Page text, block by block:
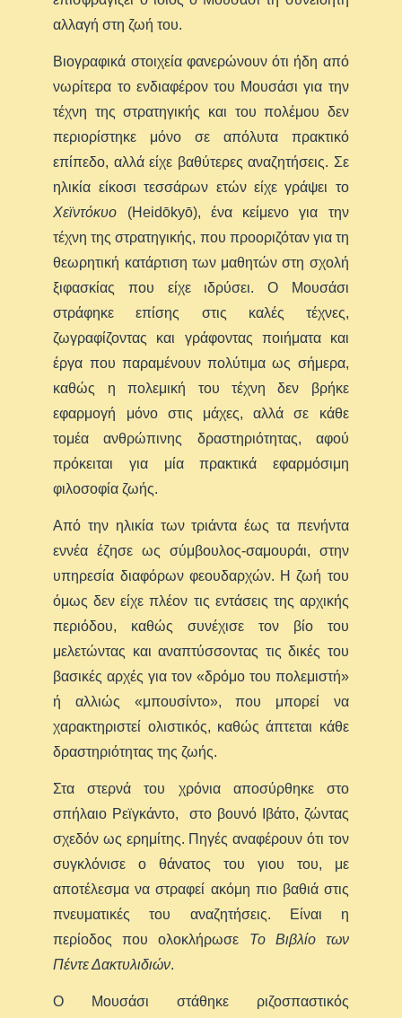
αλλαγή στη ζωή του.
Βιογραφικά στοιχεία φανερώνουν ότι ήδη από
νωρίτερα το ενδιαφέρον του Μουσάσι για την
τέχνη της στρατηγικής και του πολέμου δεν
περιορίστηκε μόνο σε απόλυτα πρακτικό
επίπεδο, αλλά είχε βαθύτερες αναζητήσεις. Σε
ηλικία είκοσι τεσσάρων ετών είχε γράψει το
Χεϊντόκυο (Heidōkyō), ένα κείμενο για την
τέχνη της στρατηγικής, που προοριζόταν για τη
θεωρητική κατάρτιση των μαθητών στη σχολή
ξιφασκίας που είχε ιδρύσει. Ο Μουσάσι
στράφηκε επίσης στις καλές τέχνες,
ζωγραφίζοντας και γράφοντας ποιήματα και
έργα που παραμένουν πολύτιμα ως σήμερα,
καθώς η πολεμική του τέχνη δεν βρήκε
εφαρμογή μόνο στις μάχες, αλλά σε κάθε
τομέα ανθρώπινης δραστηριότητας, αφού
πρόκειται για μία πρακτικά εφαρμόσιμη
φιλοσοφία ζωής.
Από την ηλικία των τριάντα έως τα πενήντα
εννέα έζησε ως σύμβουλος-σαμουράι, στην
υπηρεσία διαφόρων φεουδαρχών. Η ζωή του
όμως δεν είχε πλέον τις εντάσεις της αρχικής
περιόδου, καθώς συνέχισε τον βίο του
μελετώντας και αναπτύσσοντας τις δικές του
βασικές αρχές για τον «δρόμο του πολεμιστή»
ή αλλιώς «μπουσίντο», που μπορεί να
χαρακτηριστεί ολιστικός, καθώς άπτεται κάθε
δραστηριότητας της ζωής.
Στα στερνά του χρόνια αποσύρθηκε στο
σπήλαιο Ρεϊγκάντο, στο βουνό Ιβάτο, ζώντας
σχεδόν ως ερημίτης. Πηγές αναφέρουν ότι τον
συγκλόνισε ο θάνατος του γιου του, με
αποτέλεσμα να στραφεί ακόμη πιο βαθιά στις
πνευματικές του αναζητήσεις. Είναι η
περίοδος που ολοκλήρωσε Το Βιβλίο των
Πέντε Δακτυλιδιών.
Ο Μουσάσι στάθηκε ριζοσπαστικός